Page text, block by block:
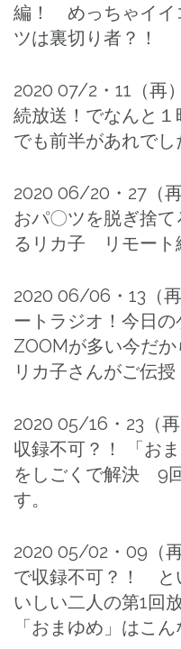
編！ めっちゃイイ
ツは裏切り者？！
2020 07/2・11（再
続放送！でなんと１
でも前半があれでし
2020 06/20・27（
おパ〇ツを脱ぎ捨
るリカ子 リモー
2020 06/06・13（
ートラジオ！今日の
ZOOMが多い今だ
リカ子さんがご伝授
2020 05/16・23（
収録不可？！ 「お
をしごくで解決 9
す。
2020 05/02・09（
で収録不可？！ と
いしい二人の第1回
「おまゆめ」はこ